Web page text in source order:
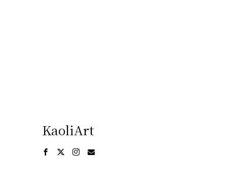
KaoliArt